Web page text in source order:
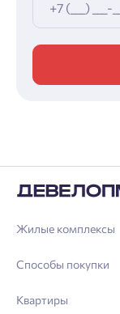
Жилые комплексы
Способы покупки
Квартиры